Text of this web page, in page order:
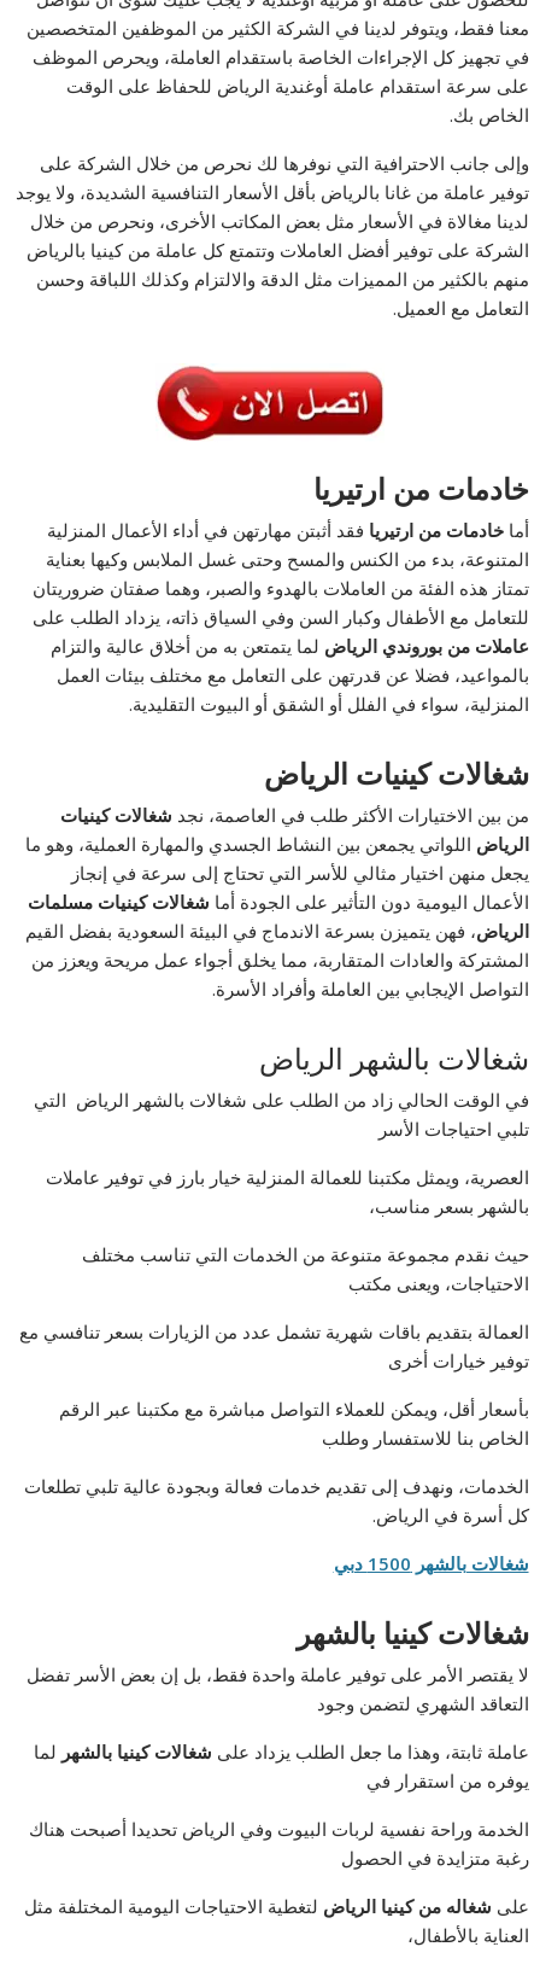
معنا فقط، ويتوفر لدينا في الشركة الكثير من الموظفين المتخصصين
في تجهيز كل الإجراءات الخاصة باستقدام العاملة، ويحرص الموظف
على سرعة استقدام عاملة أوغندية الرياض للحفاظ على الوقت
الخاص بك.
وإلى جانب الاحترافية التي نوفرها لك نحرص من خلال الشركة على
توفير عاملة من غانا بالرياض بأقل الأسعار التنافسية الشديدة، ولا يوجد
لدينا مغالاة في الأسعار مثل بعض المكاتب الأخرى، ونحرص من خلال
الشركة على توفير أفضل العاملات وتتمتع كل عاملة من كينيا بالرياض
منهم بالكثير من المميزات مثل الدقة والالتزام وكذلك اللباقة وحسن
التعامل مع العميل.
خادمات من ارتيريا
أماخادمات من ارتيريا فقد أثبتن مهارتهن في أداء الأعمال المنزلية
المتنوعة، بدء من الكنس والمسح وحتى غسل الملابس وكيها بعناية
تمتاز هذه الفئة من العاملات بالهدوء والصبر، وهما صفتان ضروريتان
للتعامل مع الأطفال وكبار السن وفي السياق ذاته، يزداد الطلب على
عاملات من بوروندي الرياض لما يتمتعن به من أخلاق عالية والتزام
بالمواعيد، فضلا عن قدرتهن على التعامل مع مختلف بيئات العمل
المنزلية، سواء في الفلل أو الشقق أو البيوت التقليدية.
شغالات كينيات الرياض
من بين الاختيارات الأكثر طلب في العاصمة، نجد شغالات كينيات
الرياض اللواتي يجمعن بين النشاط الجسدي والمهارة العملية، وهو ما
يجعل منهن اختيار مثالي للأسر التي تحتاج إلى سرعة في إنجاز
الأعمال اليومية دون التأثير على الجودة أما شغالات كينيات مسلمات
الرياض، فهن يتميزن بسرعة الاندماج في البيئة السعودية بفضل القيم
المشتركة والعادات المتقاربة، مما يخلق أجواء عمل مريحة ويعزز من
التواصل الإيجابي بين العاملة وأفراد الأسرة.
شغالات بالشهر الرياض
في الوقت الحالي زاد من الطلب على شغالات بالشهر الرياض التي
تلبي احتياجات الأسر
العصرية، ويمثل مكتبنا للعمالة المنزلية خيار بارز في توفير عاملات
بالشهر بسعر مناسب،
حيث نقدم مجموعة متنوعة من الخدمات التي تناسب مختلف
الاحتياجات، ويعنى مكتب
العمالة بتقديم باقات شهرية تشمل عدد من الزيارات بسعر تنافسي مع
توفير خيارات أخرى
بأسعار أقل، ويمكن للعملاء التواصل مباشرة مع مكتبنا عبر الرقم
الخاص بنا للاستفسار وطلب
الخدمات، ونهدف إلى تقديم خدمات فعالة وبجودة عالية تلبي تطلعات
كل أسرة في الرياض.
شغالات بالشهر 1500 دبي
شغالات كينيا بالشهر
لا يقتصر الأمر على توفير عاملة واحدة فقط، بل إن بعض الأسر تفضل
التعاقد الشهري لتضمن وجود
عاملة ثابتة، وهذا ما جعل الطلب يزداد على شغالات كينيا بالشهر لما
يوفره من استقرار في
الخدمة وراحة نفسية لربات البيوت وفي الرياض تحديدا أصبحت هناك
رغبة متزايدة في الحصول
على شغاله من كينيا الرياض لتغطية الاحتياجات اليومية المختلفة مثل
العناية بالأطفال،